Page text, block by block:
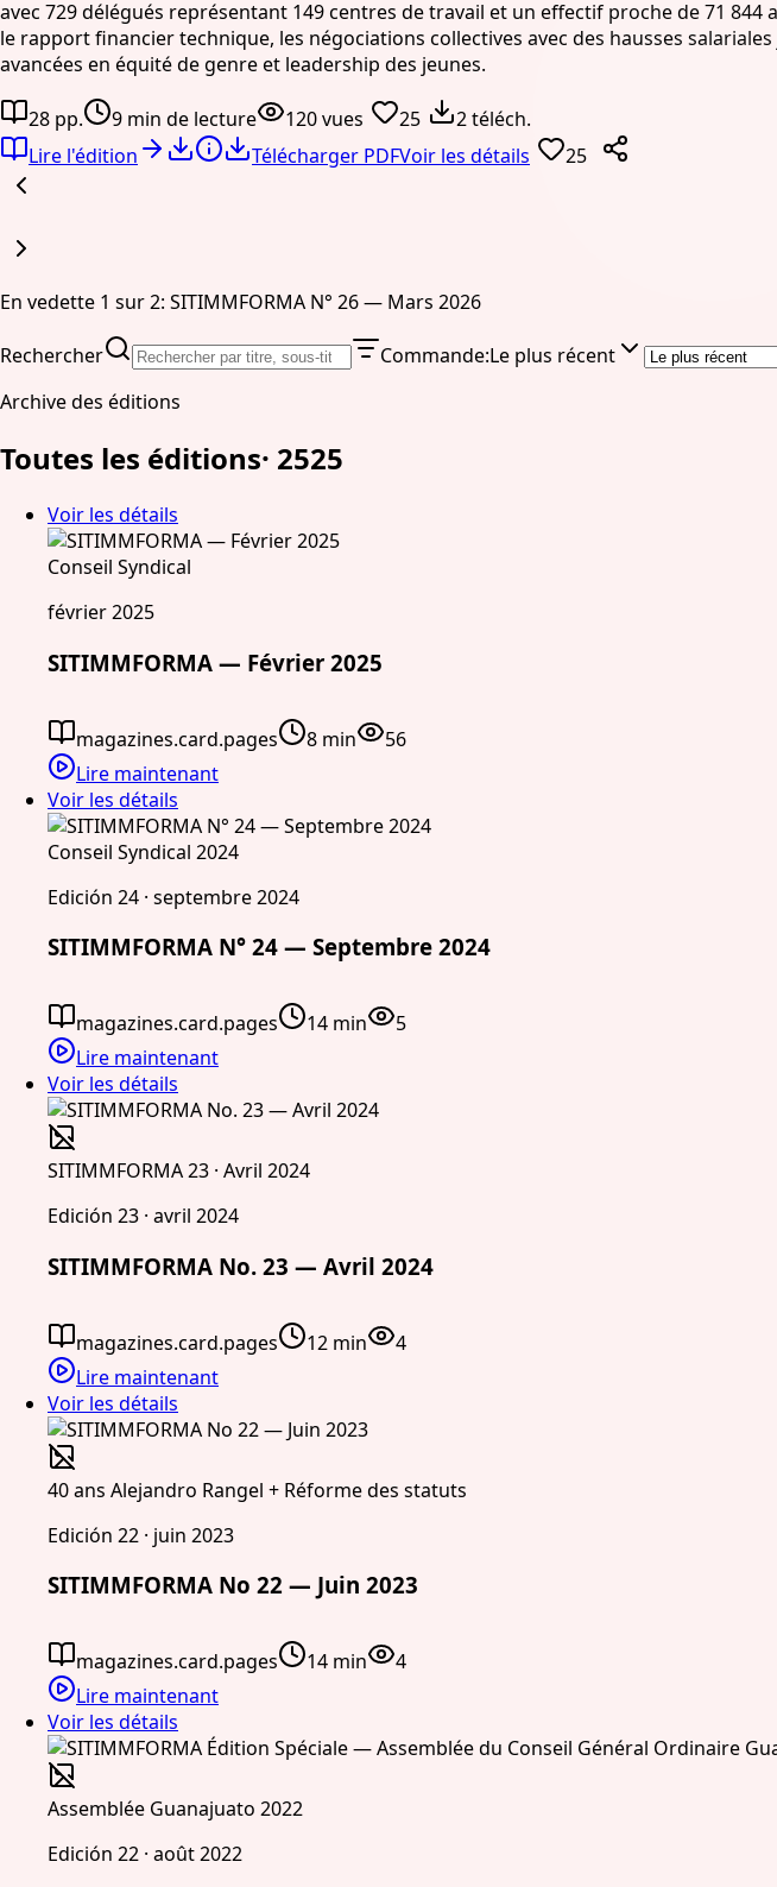
avec 729 délégués représentant 149 centres de travail et un effectif proche de 71
le rapport financier technique, les négociations collectives avec des hausses
avancées en équité de genre et leadership des jeunes.
28 pp. 9 min de lecture 120 vues 25
2 téléch.
Lire l'édition
Télécharger PDFVoir les détails 25
En vedette 1 sur 2: SITIMMFORMA N° 26 — Mars 2026
Rechercher Commande:Le plus récent
Archive des éditions
Toutes les éditions· 2525
Voir les détails
Conseil Syndical
février 2025
SITIMMFORMA — Février 2025
magazines.card.pages 8 min
56
Lire maintenant
Voir les détails
Conseil Syndical 2024
Edición 24 · septembre 2024
SITIMMFORMA N° 24 — Septembre 2024
magazines.card.pages 14 min
5
Lire maintenant
Voir les détails
SITIMMFORMA 23 · Avril 2024
Edición 23 · avril 2024
SITIMMFORMA No. 23 — Avril 2024
magazines.card.pages 12 min
4
Lire maintenant
Voir les détails
40 ans Alejandro Rangel + Réforme des statuts
Edición 22 · juin 2023
SITIMMFORMA No 22 — Juin 2023
magazines.card.pages 14 min
4
Lire maintenant
Voir les détails
Assemblée Guanajuato 2022
Edición 22 · août 2022